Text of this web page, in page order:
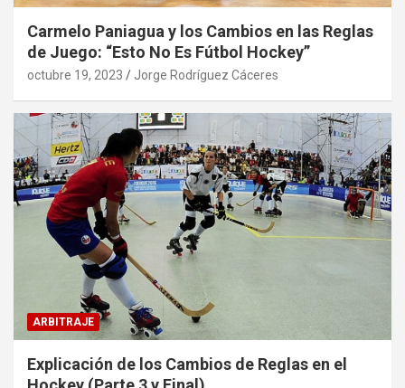
Carmelo Paniagua y los Cambios en las Reglas
de Juego: “Esto No Es Fútbol Hockey”
octubre 19, 2023 Jorge Rodríguez Cáceres
ARBITRAJE
Explicación de los Cambios de Reglas en el